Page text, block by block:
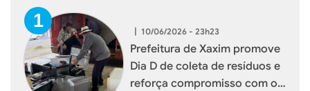
| 10/06/2026 - 23h23
Prefeitura de Xaxim promove
Dia D de coleta de resíduos e
reforça compromisso com o